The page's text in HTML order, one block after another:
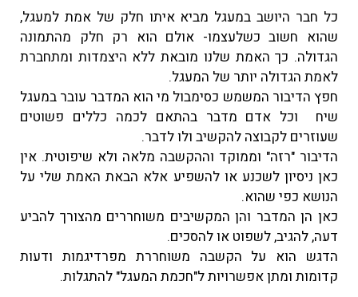
כל חבר היושב במעגל מביא איתו חלק של אמת למעגל,
שהוא חשוב כשלעצמו- אולם הוא רק חלק מהתמונה
הגדולה. כך האמת שלנו מובאת ללא היצמדות ומתחברת
לאמת הגדולה יותר של המעגל.
חפץ הדיבור המשמש כסימבול מי הוא המדבר עובר במעגל
שיח וכל אדם מדבר בהתאם לכמה כללים פשוטים
שעוזרים לקבוצה להקשיב ולו לדבר.
הדיבור "רזה" וממוקד וההקשבה מלאה ולא שיפוטית. אין
כאן ניסיון לשכנע או להשפיע אלא הבאת האמת שלי על
הנושא כפי שהוא.
כאן הן המדבר והן המקשיבים משוחררים מהצורך להביע
דעה, להגיב, לשפוט או להסכים.
הדגש הוא על הקשבה משוחררת מפרדיגמות ודעות
קדומות ומתן אפשרויות ל"חכמת המעגל" להתגלות.